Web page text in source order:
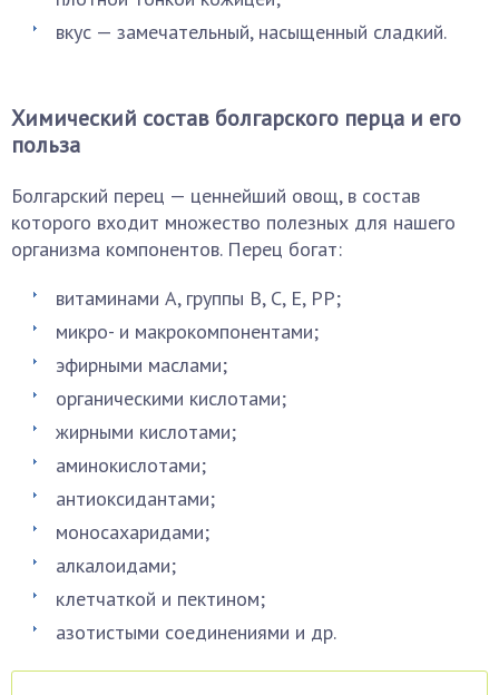
вкус — замечательный, насыщенный сладкий.
Химический состав болгарского перца и его
польза
Болгарский перец — ценнейший овощ, в состав
которого входит множество полезных для нашего
организма компонентов. Перец богат:
витаминами А, группы В, С, Е, РР;
микро- и макрокомпонентами;
эфирными маслами;
органическими кислотами;
жирными кислотами;
аминокислотами;
антиоксидантами;
моносахаридами;
алкалоидами;
клетчаткой и пектином;
азотистыми соединениями и др.